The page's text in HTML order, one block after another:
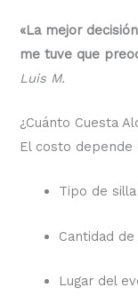
«La mejor
me tuve que
Luis M.
¿Cuánto Cuesta
El costo depende
Tipo de
Cantidad de
Lugar del